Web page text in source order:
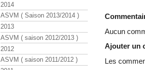
Aucun
Ajouter un
Les
2014
ASVM ( Saison 2013/2014 )
2013
ASVM ( saison 2012/2013 )
2012
ASVM ( saison 2011/2012 )